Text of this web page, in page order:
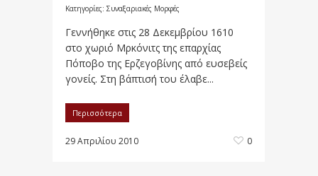
Κατηγορίες: Συναξαριακές Μορφές
Γεννήθηκε στις 28 Δεκεμβρίου 1610
στο χωριό Μρκόνιτς της επαρχίας
Πόποβο της Ερζεγοβίνης από ευσεβείς
γονείς. Στη βάπτισή του έλαβε...
Περισσότερα
29 Απριλίου 2010 0